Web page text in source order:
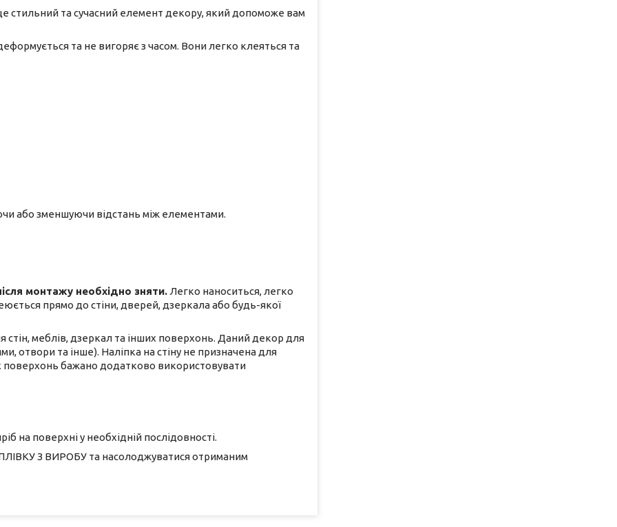
стильний та сучасний елемент декору, який допоможе вам
та не вигоряє з часом. Вони легко клеяться та
або зменшуючи відстань між елементами.
монтажу необхідно зняти. Легко наноситься, легко
прямо до стіни, дверей, дзеркала або будь-якої
стін, меблів, дзеркал та інших поверхонь. Даний декор для
отвори та інше). Наліпка на стіну не призначена для
бажано додатково використовувати
на поверхні у необхідній послідовності.
З ВИРОБУ та насолоджуватися отриманим